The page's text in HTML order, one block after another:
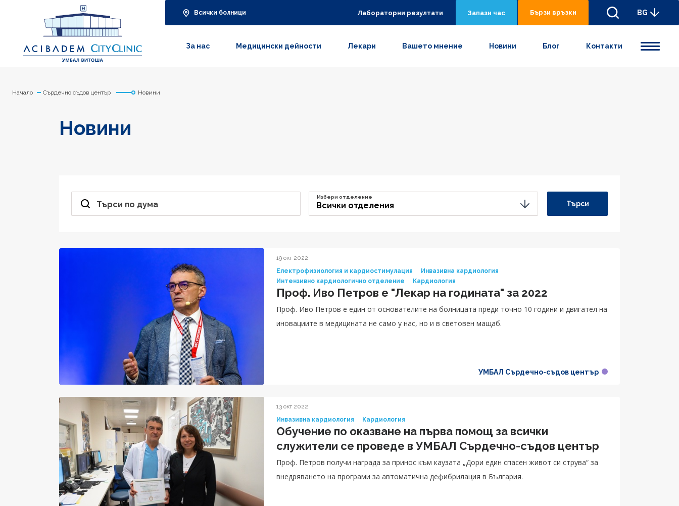
Всички болници Лабораторни резултати Запази час Бързи връзки BG
За нас Медицински дейности Лекари Вашето мнение Новини Блог Контакти
Начало Сърдечно съдов център Новини
Новини
Търси по дума Всички отделения
Избери отделение
Търси
19 окт 2022
Електрофизиология и кардиостимулация
Инвазивна кардиология
Интензивно кардиологично отделение
Кардиология
Проф. Иво Петров е "Лекар на годината" за 2022
Проф. Иво Петров е един от основателите на болницата преди точно 10 години и двигател на
иновациите в медицината не само у нас, но и в световен мащаб.
УМБАЛ Сърдечно-съдов център
13 окт 2022
Инвазивна кардиология
Кардиология
Обучение по оказване на първа помощ за всички
служители се проведе в УМБАЛ Сърдечно-съдов център
Проф. Петров получи награда за принос към каузата „Дори един спасен живот си струва“ за
внедряването на програми за автоматична дефибрилация в България.